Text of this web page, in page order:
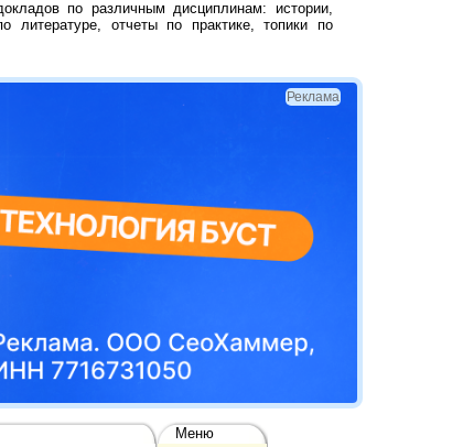
по различным дисциплинам: истории,
литературе, отчеты по практике, топики по
Реклама
Меню